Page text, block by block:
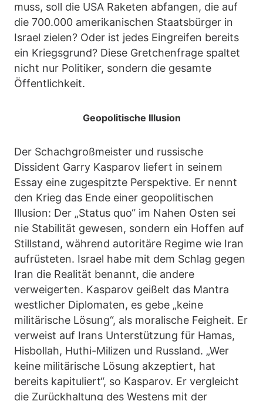
muss, soll die USA Raketen abfangen, die auf
die 700.000 amerikanischen Staatsbürger in
Israel zielen? Oder ist jedes Eingreifen bereits
ein Kriegsgrund? Diese Gretchenfrage spaltet
nicht nur Politiker, sondern die gesamte
Öffentlichkeit.
Geopolitische Illusion
Der Schachgroßmeister und russische
Dissident Garry Kasparov liefert in seinem
Essay eine zugespitzte Perspektive. Er nennt
den Krieg das Ende einer geopolitischen
Illusion: Der „Status quo“ im Nahen Osten sei
nie Stabilität gewesen, sondern ein Hoffen auf
Stillstand, während autoritäre Regime wie Iran
aufrüsteten. Israel habe mit dem Schlag gegen
Iran die Realität benannt, die andere
verweigerten. Kasparov geißelt das Mantra
westlicher Diplomaten, es gebe „keine
militärische Lösung“, als moralische Feigheit. Er
verweist auf Irans Unterstützung für Hamas,
Hisbollah, Huthi-Milizen und Russland. „Wer
keine militärische Lösung akzeptiert, hat
bereits kapituliert“, so Kasparov. Er vergleicht
die Zurückhaltung des Westens mit der